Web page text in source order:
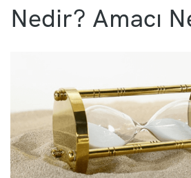
Nedir? Amacı